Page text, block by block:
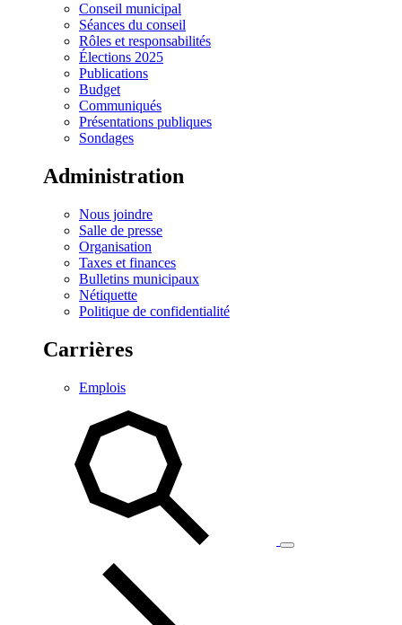
Conseil municipal
Séances du conseil
Rôles et responsabilités
Élections 2025
Publications
Budget
Communiqués
Présentations publiques
Sondages
Administration
Nous joindre
Salle de presse
Organisation
Taxes et finances
Bulletins municipaux
Nétiquette
Politique de confidentialité
Carrières
Emplois